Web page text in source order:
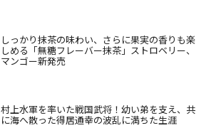
しっかり抹茶の味わい、さらに果実の香りも楽
しめる「無糖フレーバー抹茶」ストロベリー、
マンゴー新発売
村上水軍を率いた戦国武将！幼い弟を支え、共
に海へ散った得居通幸の波乱に満ちた生涯